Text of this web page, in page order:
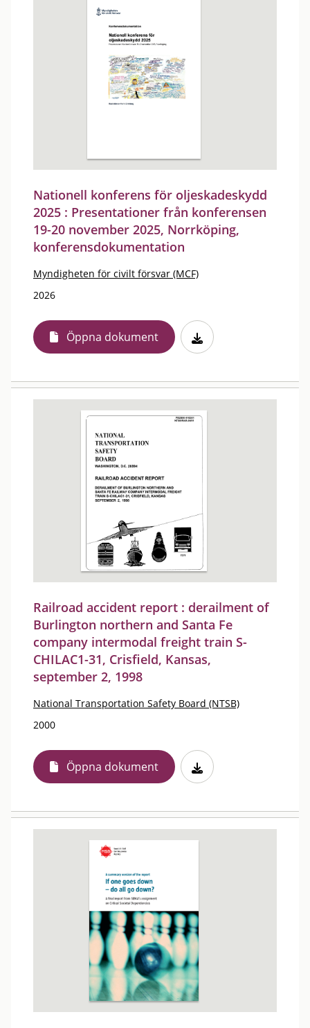
Nationell konferens för oljeskadeskydd
2025 : Presentationer från konferensen
19-20 november 2025, Norrköping,
konferensdokumentation
Myndigheten för civilt försvar (MCF)
2026
Öppna dokument
Railroad accident report : derailment of
Burlington northern and Santa Fe
company intermodal freight train S-
CHILAC1-31, Crisfield, Kansas,
september 2, 1998
National Transportation Safety Board (NTSB)
2000
Öppna dokument